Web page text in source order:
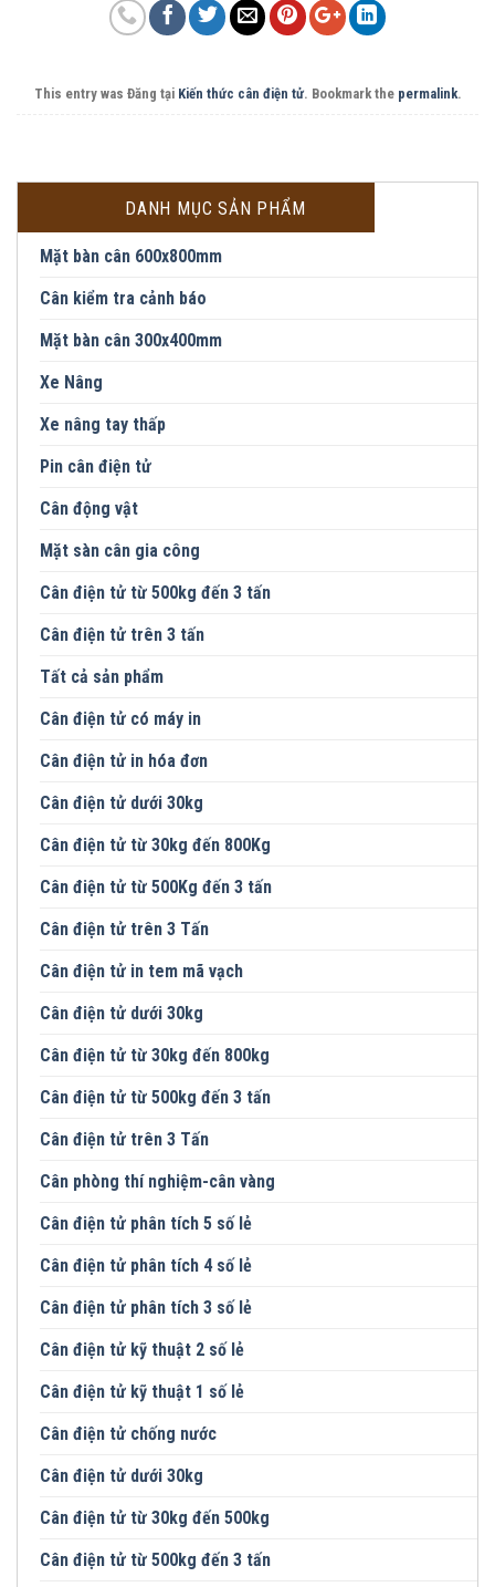
This entry was Đăng tại Kiến thức cân điện tử. Bookmark the permalink.
DANH MỤC SẢN PHẨM
Mặt bàn cân 600x800mm
Cân kiểm tra cảnh báo
Mặt bàn cân 300x400mm
Xe Nâng
Xe nâng tay thấp
Pin cân điện tử
Cân động vật
Mặt sàn cân gia công
Cân điện tử từ 500kg đến 3 tấn
Cân điện tử trên 3 tấn
Tất cả sản phẩm
Cân điện tử có máy in
Cân điện tử in hóa đơn
Cân điện tử dưới 30kg
Cân điện tử từ 30kg đến 800Kg
Cân điện tử từ 500Kg đến 3 tấn
Cân điện tử trên 3 Tấn
Cân điện tử in tem mã vạch
Cân điện tử dưới 30kg
Cân điện tử từ 30kg đến 800kg
Cân điện tử từ 500kg đến 3 tấn
Cân điện tử trên 3 Tấn
Cân phòng thí nghiệm-cân vàng
Cân điện tử phân tích 5 số lẻ
Cân điện tử phân tích 4 số lẻ
Cân điện tử phân tích 3 số lẻ
Cân điện tử kỹ thuật 2 số lẻ
Cân điện tử kỹ thuật 1 số lẻ
Cân điện tử chống nước
Cân điện tử dưới 30kg
Cân điện tử từ 30kg đến 500kg
Cân điện tử từ 500kg đến 3 tấn